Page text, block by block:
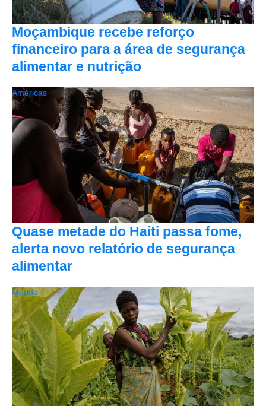
Moçambique recebe reforço
financeiro para a área de segurança
alimentar e nutrição
Quase metade do Haiti passa fome,
alerta novo relatório de segurança
alimentar
Américas
Mundo